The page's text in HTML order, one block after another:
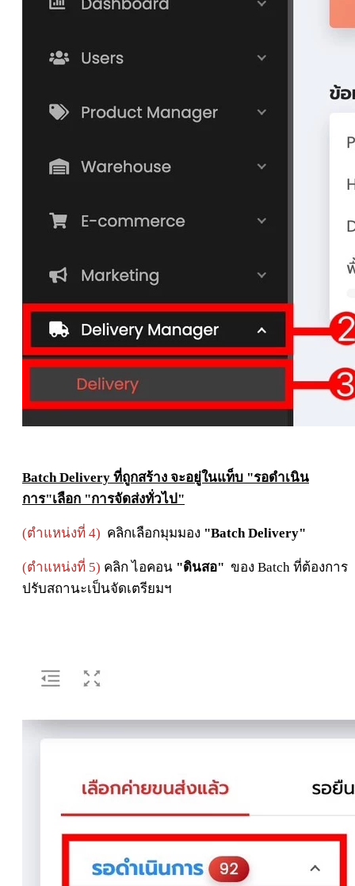
Batch Delivery ที่ถูกสร้าง จะอยู่ในแท็บ "รอดำเนิน
การ"เลือก "การจัดส่งทั่วไป"
(ตำแหน่งที่ 4) คลิกเลือกมุมมอง "Batch Delivery"
(ตำแหน่งที่ 5) คลิก ไอคอน "ดินสอ" ของ Batch ที่ต้องการ
ปรับสถานะเป็นจัดเตรียมฯ